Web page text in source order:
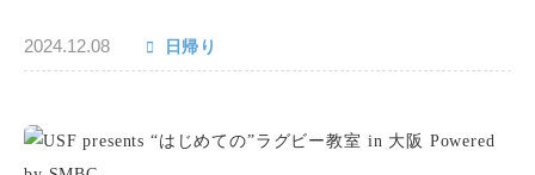
2024.12.08 日帰り